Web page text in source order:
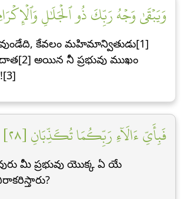
وَيَبۡقَىٰ وَجۡهُ رَبِّكَ ذُو ٱلۡجَلَٰلِ وَٱلۡإِكۡرَامِ
కేవలం మహిమాన్వితుడు[1]
అయిన నీ ప్రభువు ముఖం
فَبِأَيِّ ءَالَآءِ رَبِّكُمَا تُكَذِّبَانِ [٢٨]
మీ ప్రభువు యొక్క ఏ యే